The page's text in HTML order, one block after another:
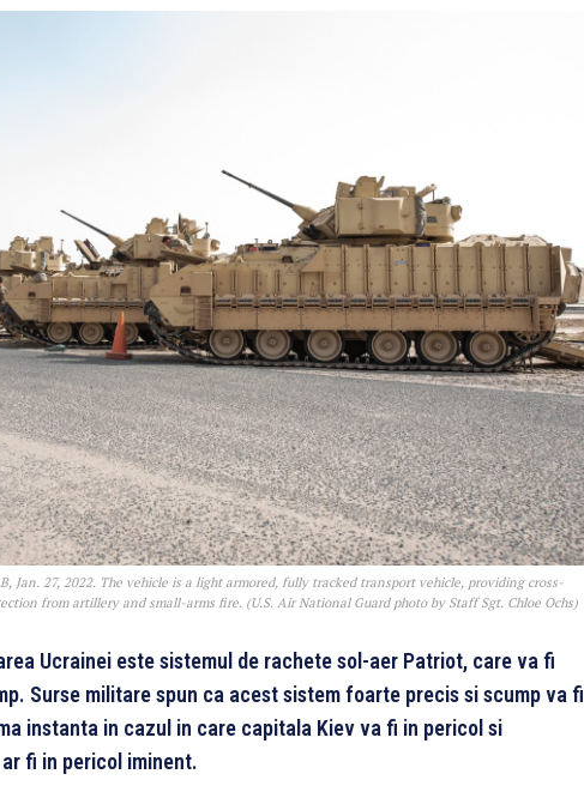
Jan. 27, 2022. The vehicle is a light armored, fully tracked transport vehicle, providing cross-
from artillery and small-arms fire. (U.S. Air National Guard photo by Staff Sgt. Chloe Ochs)
Ucrainei este sistemul de rachete sol-aer Patriot, care va fi
Surse militare spun ca acest sistem foarte precis si scump va fi
instanta in cazul in care capitala Kiev va fi in pericol si
fi in pericol iminent.